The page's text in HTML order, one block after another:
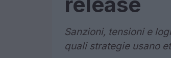
Sanzioni, tensioni e
quali strategie usano